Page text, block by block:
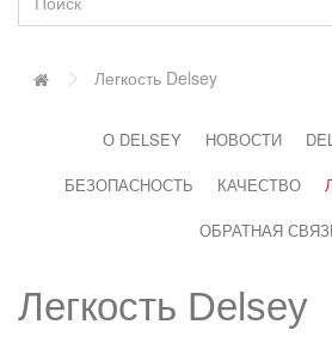
Легкость Delsey
О DELSEY НОВОСТИ
БЕЗОПАСНОСТЬ
КАЧЕСТВО
ОБРАТНАЯ
Легкость Delsey